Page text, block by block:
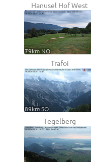
Hanusel Hof West
79km NO
Trafoi
89km SO
Tegelberg